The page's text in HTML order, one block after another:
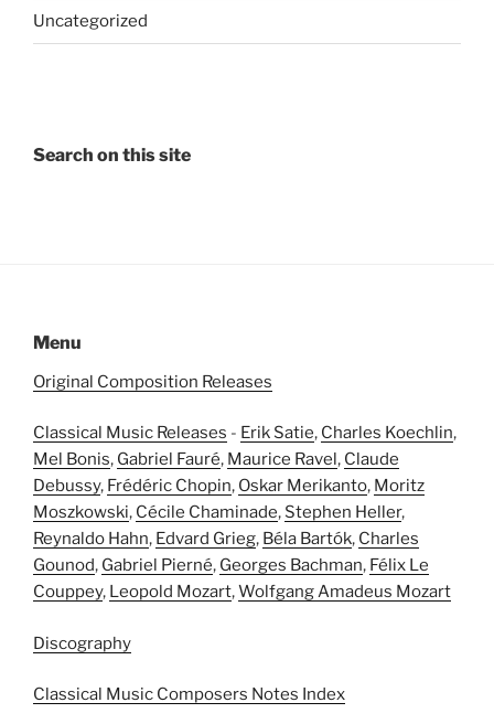
Uncategorized
Search on this site
Menu
Original Composition Releases
Classical Music Releases - Erik Satie, Charles Koechlin,
Mel Bonis, Gabriel Fauré, Maurice Ravel, Claude
Debussy, Frédéric Chopin, Oskar Merikanto, Moritz
Moszkowski, Cécile Chaminade, Stephen Heller,
Reynaldo Hahn, Edvard Grieg, Béla Bartók, Charles
Gounod, Gabriel Pierné, Georges Bachman, Félix Le
Couppey, Leopold Mozart,Wolfgang Amadeus Mozart
Discography
Classical Music Composers Notes Index